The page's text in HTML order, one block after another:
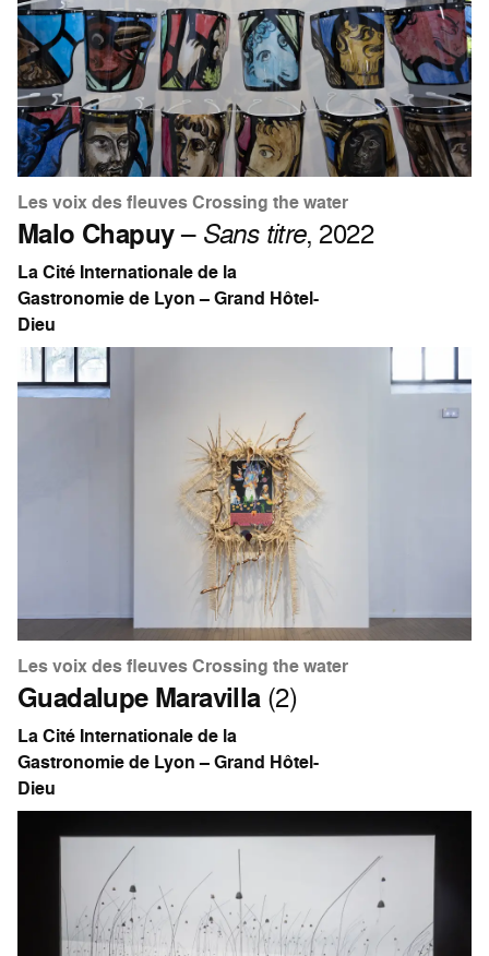
Les voix des fleuves Crossing the water
Malo Chapuy– Sans titre, 2022
La Cité Internationale de la
Gastronomie de Lyon – Grand Hôtel-
Dieu
Les voix des fleuves Crossing the water
Guadalupe Maravilla(2)
La Cité Internationale de la
Gastronomie de Lyon – Grand Hôtel-
Dieu